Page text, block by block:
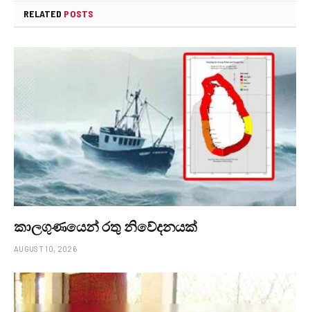
RELATED POSTS
කාලගුණයෙන් ‍රතු නිවේදනයක්
AUGUST 10, 2026